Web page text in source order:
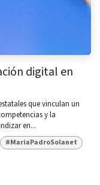
digital en
que vinculan un
y la
en...
#MariaPadroSolanet